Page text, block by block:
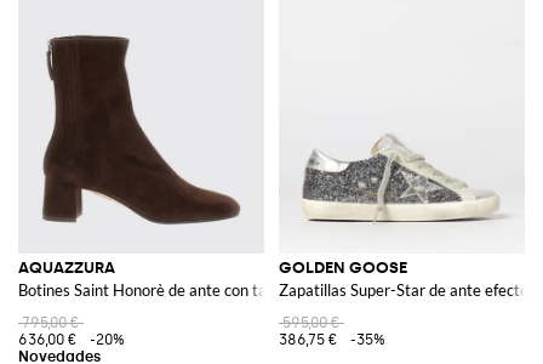
AQUAZZURA
Botines Saint Honorè de ante con tacón medio
795,00 €
636,00 €
-20%
GOLDEN GOOSE
Zapatillas Super-Star de ante efecto
595,00 €
386,75 €
-35%